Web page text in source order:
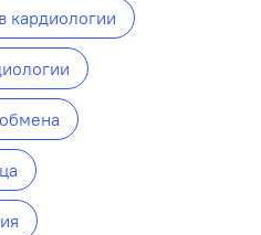
кардиологии